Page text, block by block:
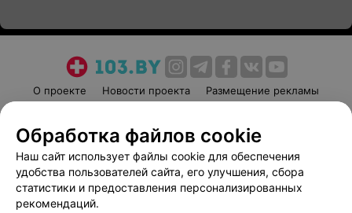
О проекте Новости проекта
Размещение рекламы
Пользовательское соглашение
Способы оплаты
Вакансии
Партнеры
Написать руководителю 103.by
Обработка файлов cookie
Наш сайт использует файлы cookie для обеспечения
удобства пользователей сайта, его улучшения, сбора
статистики и предоставления персонализированных
рекомендаций.